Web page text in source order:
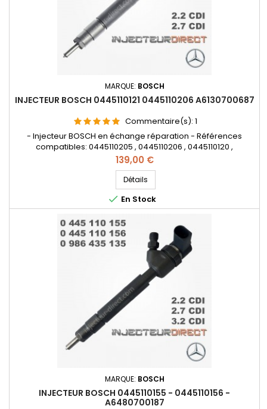
MARQUE: BOSCH
INJECTEUR BOSCH 0445110121 0445110206 A6130700687
Commentaire(s): 1
- Injecteur BOSCH en échange réparation - Références
compatibles: 0445110205 , 0445110206 , 0445110120 ,
0986435067 , 0986435068 , 0986435051 , 0986435052 , 0 445
110 205 , 0 445 110 206 , 0 445 110 120 , 0 986 435 067 , 0 986 435
068 , 0 986 435 051 , 0 986 435 052 , A6130700987 ,
A61307009870080 , 6130700987 , 61307009870080 - Pour
motorisation...
Prix
139,00 €
Détails
 En Stock
MARQUE: BOSCH
INJECTEUR BOSCH 0445110155 - 0445110156 -
A6480700187